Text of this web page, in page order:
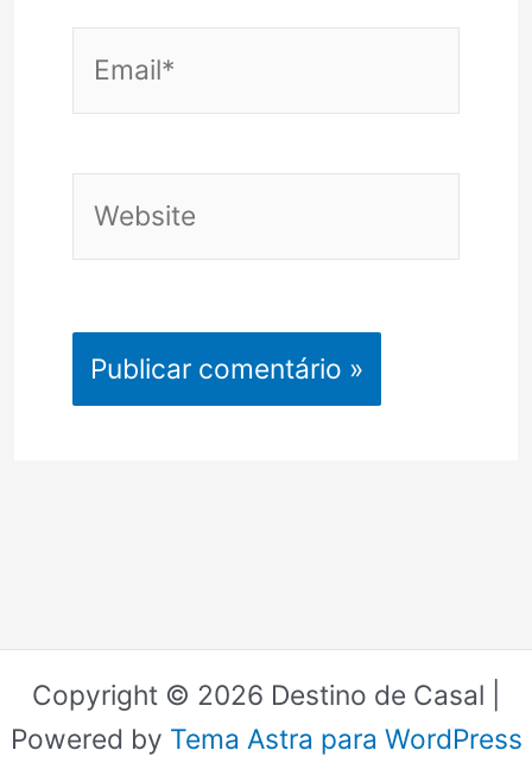
Copyright © 2026 Destino de Casal |
Powered by Tema Astra para WordPress